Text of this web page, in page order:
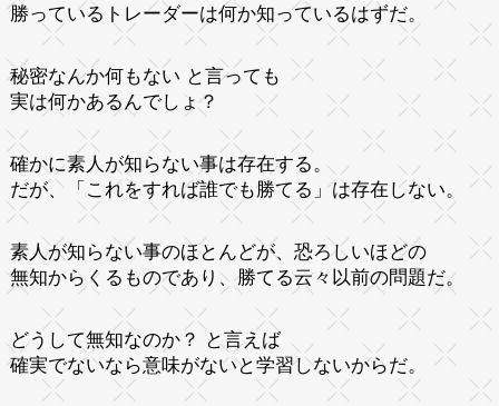
勝っているトレーダーは何か知っているはずだ。
秘密なんか何もない と言っても
実は何かあるんでしょ？
確かに素人が知らない事は存在する。
だが、「これをすれば誰でも勝てる」は存在しない。
素人が知らない事のほとんどが、恐ろしいほどの
無知からくるものであり、勝てる云々以前の問題だ。
どうして無知なのか？ と言えば
確実でないなら意味がないと学習しないからだ。